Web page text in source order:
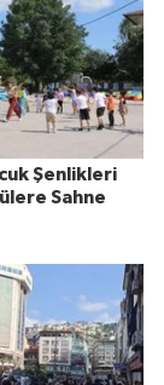
Şenlikleri
Sahne